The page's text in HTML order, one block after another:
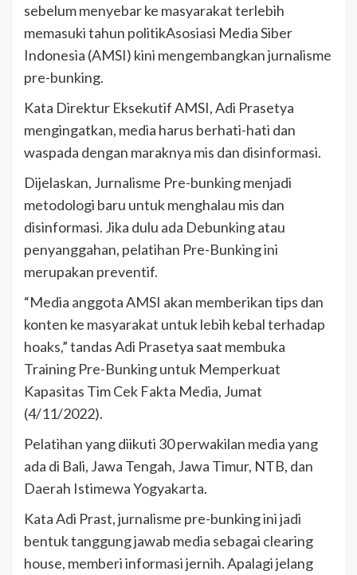
sebelum menyebar ke masyarakat terlebih
memasuki tahun politikAsosiasi Media Siber
Indonesia (AMSI) kini mengembangkan jurnalisme
pre-bunking.
Kata Direktur Eksekutif AMSI, Adi Prasetya
mengingatkan, media harus berhati-hati dan
waspada dengan maraknya mis dan disinformasi.
Dijelaskan, Jurnalisme Pre-bunking menjadi
metodologi baru untuk menghalau mis dan
disinformasi. Jika dulu ada Debunking atau
penyanggahan, pelatihan Pre-Bunking ini
merupakan preventif.
“Media anggota AMSI akan memberikan tips dan
konten ke masyarakat untuk lebih kebal terhadap
hoaks,” tandas Adi Prasetya saat membuka
Training Pre-Bunking untuk Memperkuat
Kapasitas Tim Cek Fakta Media, Jumat
(4/11/2022).
Pelatihan yang diikuti 30 perwakilan media yang
ada di Bali, Jawa Tengah, Jawa Timur, NTB, dan
Daerah Istimewa Yogyakarta.
Kata Adi Prast, jurnalisme pre-bunking ini jadi
bentuk tanggung jawab media sebagai clearing
house, memberi informasi jernih. Apalagi jelang